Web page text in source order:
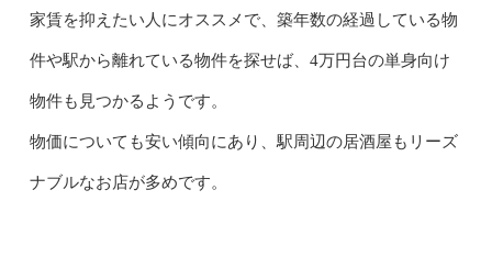
家賃を抑えたい人にオススメで、築年数の経過している物
件や駅から離れている物件を探せば、4万円台の単身向け
物件も見つかるようです。
物価についても安い傾向にあり、駅周辺の居酒屋もリーズ
ナブルなお店が多めです。